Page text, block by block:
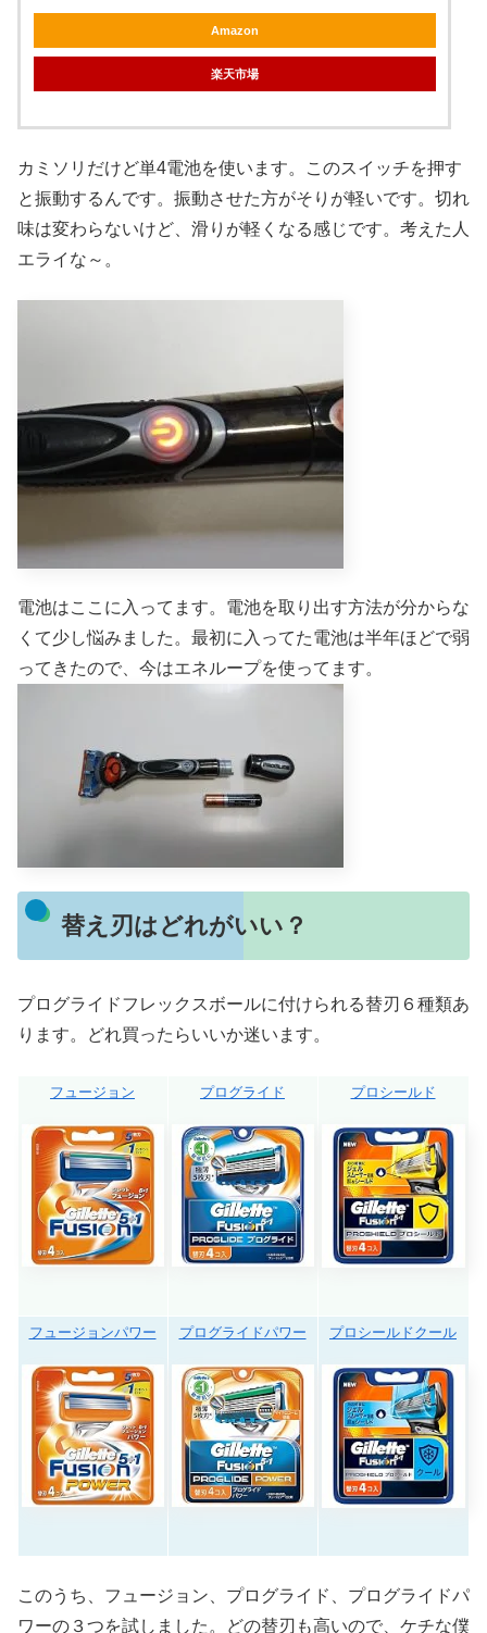
Amazon
楽天市場
カミソリだけど単4電池を使います。このスイッチを押す
と振動するんです。振動させた方がそりが軽いです。切れ
味は変わらないけど、滑りが軽くなる感じです。考えた人
エライな～。
電池はここに入ってます。電池を取り出す方法が分からな
くて少し悩みました。最初に入ってた電池は半年ほどで弱
ってきたので、今はエネループを使ってます。
替え刃はどれがいい？
プログライドフレックスボールに付けられる替刃６種類あ
ります。どれ買ったらいいか迷います。
フュージョン プログライド プロシールド
フュージョンパワー プログライドパワー プロシールドクール
このうち、フュージョン、プログライド、プログライドパ
ワーの３つを試しました。どの替刃も高いので、ケチな僕